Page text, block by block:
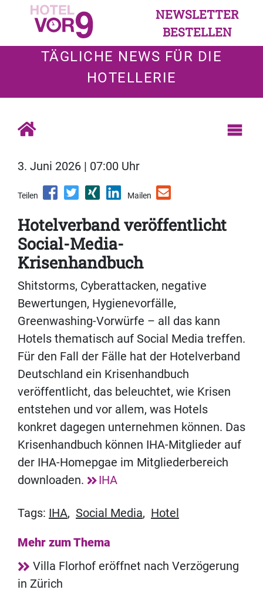
NEWSLETTER
BESTELLEN
TÄGLICHE NEWS FÜR DIE
HOTELLERIE
3. Juni 2026 | 07:00 Uhr
Teilen Mailen
Hotelverband veröffentlicht
Social-Media-
Krisenhandbuch
Shitstorms, Cyberattacken, negative
Bewertungen, Hygienevorfälle,
Greenwashing-Vorwürfe – all das kann
Hotels thematisch auf Social Media treffen.
Für den Fall der Fälle hat der Hotelverband
Deutschland ein Krisenhandbuch
veröffentlicht, das beleuchtet, wie Krisen
entstehen und vor allem, was Hotels
konkret dagegen unternehmen können. Das
Krisenhandbuch können IHA-Mitglieder auf
der IHA-Homepgae im Mitgliederbereich
downloaden.
IHA
Tags: IHA, Social Media, Hotel
Mehr zum Thema
Villa Florhof eröffnet nach Verzögerung
in Zürich